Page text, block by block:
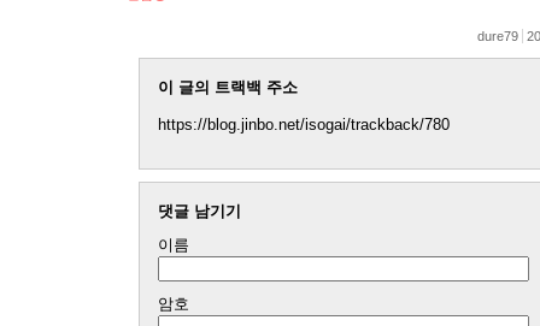
dure79
이 글의 트랙백 주소
https://blog.jinbo.net/isogai/trackback/780
댓글 남기기
이름
암호